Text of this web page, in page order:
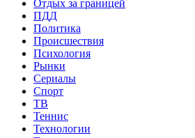
Отдых за границей
ПДД
Политика
Происшествия
Психология
Рынки
Сериалы
Спорт
ТВ
Теннис
Технологии